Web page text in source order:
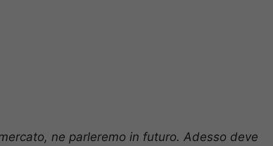
ne parleremo in futuro. Adesso deve